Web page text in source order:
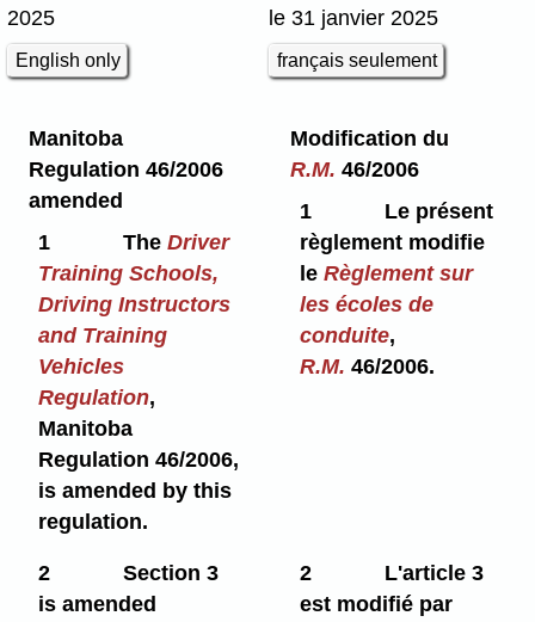
2025
English only
le 31 janvier 2025
français seulement
Manitoba
Regulation 46/2006
amended
1
The Driver
Training Schools,
Driving Instructors
and Training
Vehicles
Regulation,
Manitoba
Regulation 46/2006,
is amended by this
regulation.
Modification du
R.M. 46/2006
1
Le présent
règlement modifie
leRèglement sur
les écoles de
conduite,
R.M.46/2006.
2
Section 3
is amended
2
L'article 3
est modifié par